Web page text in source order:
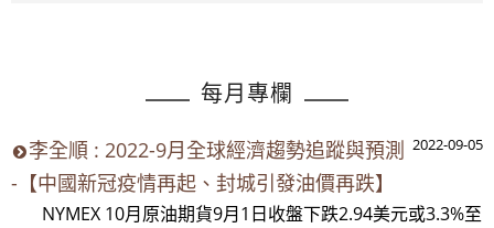
每月專欄
2022-09-05
李全順 : 2022-9月全球經濟趨勢追蹤與預測
-【中國新冠疫情再起、封城引發油價再跌】
NYMEX 10月原油期貨9月1日收盤下跌2.94美元或3.3%至